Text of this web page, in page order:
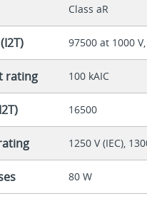
Class aR
97500 at 1000
rating 100 kAIC
16500
1250 V (IEC),
80 W